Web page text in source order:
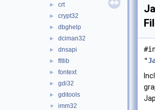
► crt
► crypt32
► dbghelp
► dciman32
► dnsapi
► fltlib
► fontext
► gdi32
► gditools
▼ imm32
"